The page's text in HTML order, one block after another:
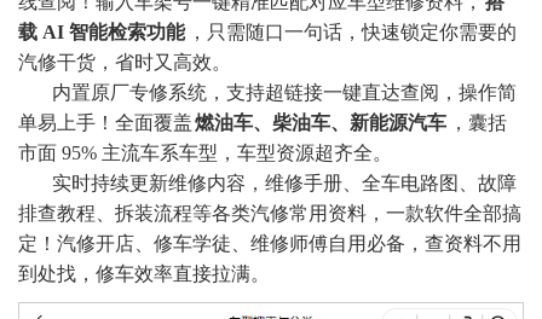
载 AI 智能检索功能 ，只需随口一句话，快速锁定你需要的
汽修干货，省时又高效。
内置原厂专修系统，支持超链接一键直达查阅，操作简
单易上手！全面覆盖燃油车、柴油车、新能源汽车 ，囊括
市面 95% 主流车系车型，车型资源超齐全。
实时持续更新维修内容，维修手册、全车电路图、故障
排查教程、拆装流程等各类汽修常用资料，一款软件全部搞
定！汽修开店、修车学徒、维修师傅自用必备，查资料不用
到处找，修车效率直接拉满。